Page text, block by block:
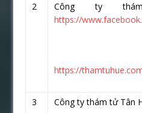
2
Công ty
https://
https://
3 Công ty thám tử Tân